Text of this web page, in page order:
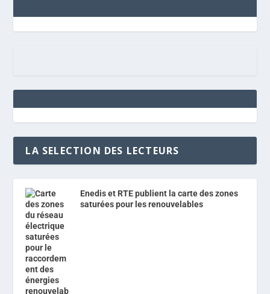
LA SELECTION DES LECTEURS
Enedis et RTE publient la carte des zones
saturées pour les renouvelables